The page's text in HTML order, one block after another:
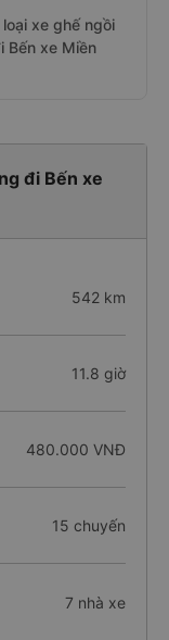
xe ghế ngồi
Bến xe Miền
đi Bến xe
542 km
11.8 giờ
480.000 VNĐ
15 chuyến
7 nhà xe